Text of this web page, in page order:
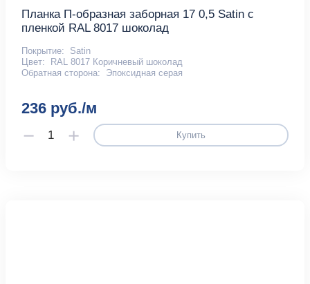
Планка П-образная заборная 17 0,5 Satin с
пленкой RAL 8017 шоколад
Покрытие:
Satin
Цвет:
RAL 8017 Коричневый шоколад
Обратная сторона:
Эпоксидная серая
236 руб./м
Купить